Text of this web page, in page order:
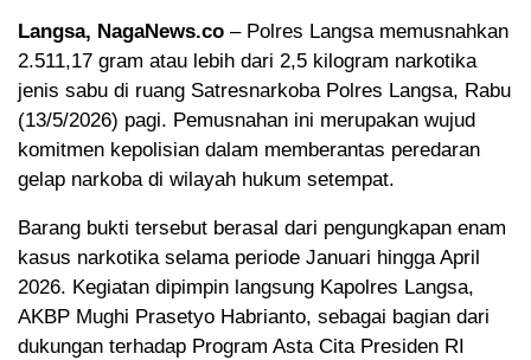
Langsa, NagaNews.co – Polres Langsa memusnahkan
2.511,17 gram atau lebih dari 2,5 kilogram narkotika
jenis sabu di ruang Satresnarkoba Polres Langsa, Rabu
(13/5/2026) pagi. Pemusnahan ini merupakan wujud
komitmen kepolisian dalam memberantas peredaran
gelap narkoba di wilayah hukum setempat.
Barang bukti tersebut berasal dari pengungkapan enam
kasus narkotika selama periode Januari hingga April
2026. Kegiatan dipimpin langsung Kapolres Langsa,
AKBP Mughi Prasetyo Habrianto, sebagai bagian dari
dukungan terhadap Program Asta Cita Presiden RI